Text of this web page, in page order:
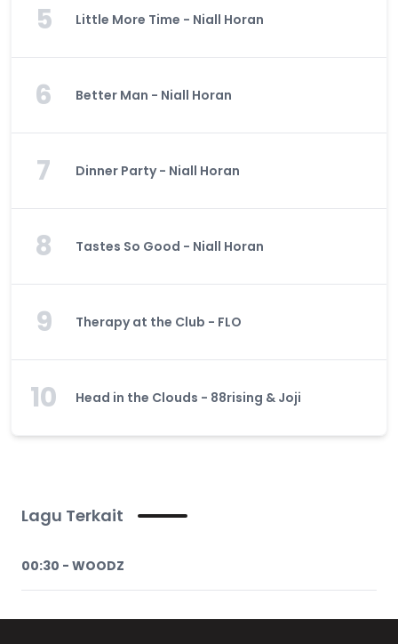
5 Little More Time - Niall Horan
6 Better Man - Niall Horan
7 Dinner Party - Niall Horan
8 Tastes So Good - Niall Horan
9 Therapy at the Club - FLO
10 Head in the Clouds - 88rising & Joji
Lagu Terkait
00:30 - WOODZ